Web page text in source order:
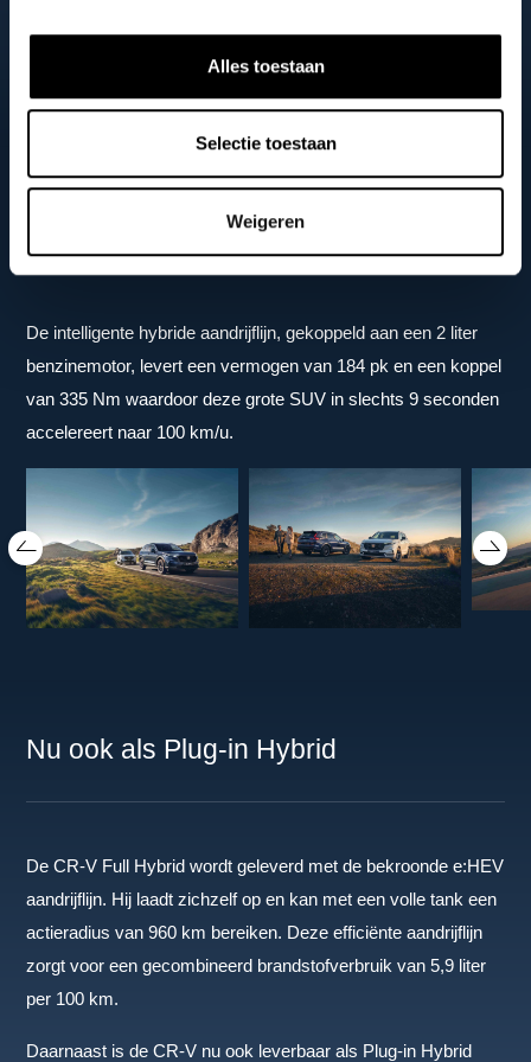
Alles toestaan
Selectie toestaan
Weigeren
ramen en deuren gesloten zijn en nog veel meer.
Krachtige hybride prestaties
De intelligente hybride aandrijflijn, gekoppeld aan een 2 liter
benzinemotor, levert een vermogen van 184 pk en een koppel
van 335 Nm waardoor deze grote SUV in slechts 9 seconden
accelereert naar 100 km/u.
Nu ook als Plug-in Hybrid
De CR-V Full Hybrid wordt geleverd met de bekroonde e:HEV
aandrijflijn. Hij laadt zichzelf op en kan met een volle tank een
actieradius van 960 km bereiken. Deze efficiënte aandrijflijn
zorgt voor een gecombineerd brandstofverbruik van 5,9 liter
per 100 km.
Daarnaast is de CR-V nu ook leverbaar als Plug-in Hybrid